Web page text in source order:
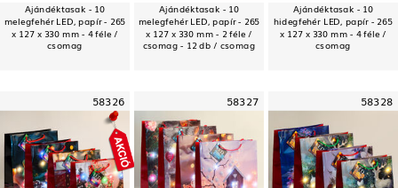
Ajándéktasak - 10
melegfehér LED, papír - 265
x 127 x 330 mm - 4 féle /
csomag
Ajándéktasak - 10
melegfehér LED, papír - 265
x 127 x 330 mm - 2 féle /
csomag - 12 db / csomag
Ajándéktasak - 10
hidegfehér LED, papír - 265
x 127 x 330 mm - 4 féle /
csomag
58326 58327 58328